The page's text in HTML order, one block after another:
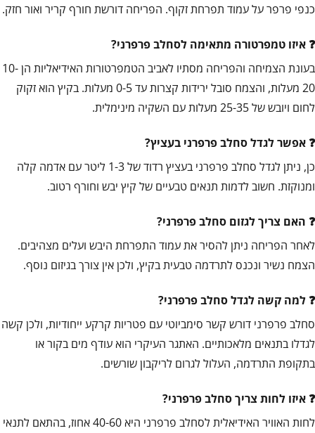
כנפי פרפר על עמוד תפרחת זקוף. הפריחה דורשת חורף קריר ואור חזק.
איזו טמפרטורה מתאימה לסחלב פרפרני?
בעונת הצמיחה והפריחה מסתיו לאביב הטמפרטורות האידיאליות הן 10-
20 מעלות, והצמח סובל ירידות קצרות עד 0-5 מעלות. בקיץ הוא זקוק
לחום ויובש של 25-35 מעלות עם השקיה מינימלית.
אפשר לגדל סחלב פרפרני בעציץ?
כן, ניתן לגדל סחלב פרפרני בעציץ רדוד של 1-3 ליטר עם אדמה קלה
ומנוקזת. חשוב לדמות תנאים טבעיים של קיץ יבש וחורף רטוב.
האם צריך לגזום סחלב פרפרני?
לאחר הפריחה ניתן להסיר את עמוד התפרחת היבש ועלים מצהיבים.
הצמח נשיר ונכנס לתרדמה טבעית בקיץ, ולכן אין צורך בגיזום נוסף.
למה קשה לגדל סחלב פרפרני?
סחלב פרפרני דורש קשר סימביוטי עם פטריות קרקע ייחודיות, ולכן קשה
לגדלו בתנאים מלאכותיים. האתגר העיקרי הוא עודף מים בקור או
בתקופת התרדמה, העלול לגרום לריקבון שורשים.
איזו לחות צריך סחלב פרפרני?
לחות האוויר האידיאלית לסחלב פרפרני היא 40-60 אחוז, בהתאם לתנאי